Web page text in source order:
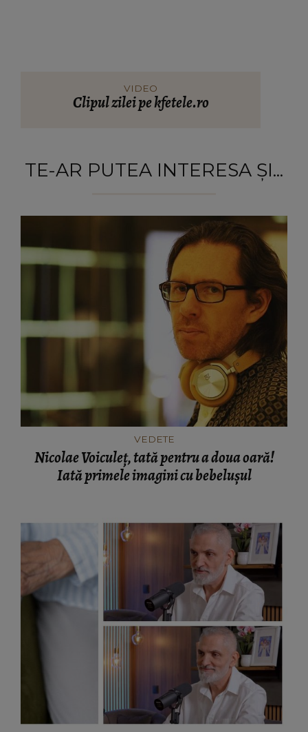
VIDEO
Clipul zilei pe kfetele.ro
TE-AR PUTEA INTERESA ȘI...
VEDETE
Nicolae Voiculeț, tată pentru a doua oară!
Iată primele imagini cu bebelușul